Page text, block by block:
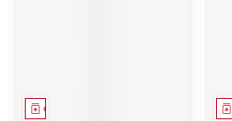
Geneesmiddel